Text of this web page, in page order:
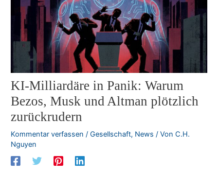
KI-Milliardäre in Panik: Warum
Bezos, Musk und Altman plötzlich
zurückrudern
Kommentar verfassen /Gesellschaft, News / VonC.H.
Nguyen